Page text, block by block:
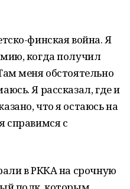
финская война. Я
когда получил
меня обстоятельно
Я рассказал, где и
что я остаюсь на
справимся с
в РККА на срочную